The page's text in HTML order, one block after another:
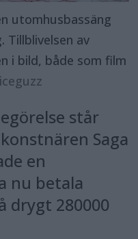
utomhusbassäng
Tillblivelsen av
i bild, både som film
står
Saga
en
nu betala
drygt 280000